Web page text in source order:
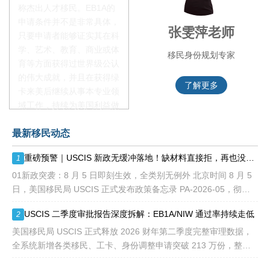
额占全球移民签证配额的
28.6%，即大约4万个移民
签证，都会用于满足"优
先"移民类别的申请。EB1A
不需要雇主支持、不用办理
等的限制，所以也愈来愈受
到中国杰出人才的青睐。
张雯萍老师
移民身份规划专家
了解更多
最新移民动态
1
01新政突袭：8 月 5 日即刻生效，全类别无例外 北京时间 8 月 5
日，美国移民局 USCIS 正式发布政策备忘录 PA-2026-05，彻底
2 USCIS 二季度审批报告深度拆解：EB1A/NIW 通过率持续走低
美国移民局 USCIS 正式释放 2026 财年第二季度完整审理数据，
全系统新增各类移民、工卡、身份调整申请突破 213 万份，整体